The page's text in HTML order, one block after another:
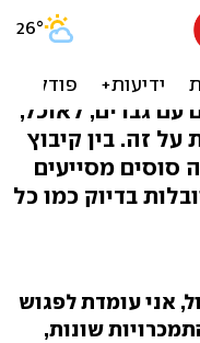
חרדיות
עם גברים, לאוכל,
על זה. בין קיבוץ
סוסים מסייעים
בדיוק כמו כל
אני עומדת לפגוש
שונות,